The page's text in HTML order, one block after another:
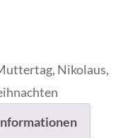
, Nikolaus,